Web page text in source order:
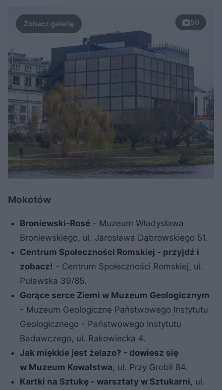
50
Mokotów
Broniewski-Rosé - Muzeum Władysława
Broniewskiego, ul. Jarosława Dąbrowskiego 51.
Centrum Społeczności Romskiej - przyjdź i
zobacz! - Centrum Społeczności Romskiej, ul.
Puławska 39/85.
Gorące serce Ziemi w Muzeum Geologicznym
- Muzeum Geologiczne Państwowego Instytutu
Geologicznego - Państwowego Instytutu
Badawczego, ul. Rakowiecka 4.
Jak miękkie jest żelazo? - dowiesz się
w Muzeum Kowalstwa, ul. Przy Grobli 84.
Kartki na Sztukę - warsztaty w Sztukarni, ul.